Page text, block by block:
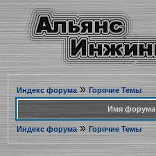
Индекс форума» Горячие Темы
Имя форума
Индекс форума» Горячие Темы